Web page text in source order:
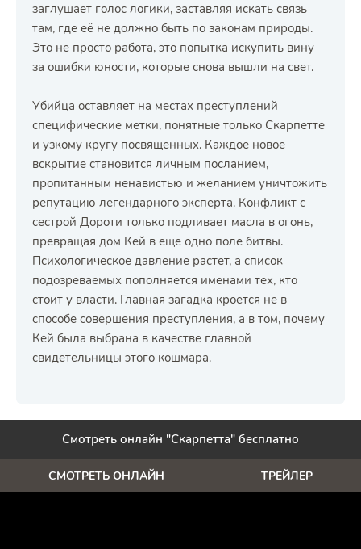
заглушает голос логики, заставляя искать связь
там, где её не должно быть по законам природы.
Это не просто работа, это попытка искупить вину
за ошибки юности, которые снова вышли на свет.
Убийца оставляет на местах преступлений
специфические метки, понятные только Скарпетте
и узкому кругу посвященных. Каждое новое
вскрытие становится личным посланием,
пропитанным ненавистью и желанием уничтожить
репутацию легендарного эксперта. Конфликт с
сестрой Дороти только подливает масла в огонь,
превращая дом Кей в еще одно поле битвы.
Психологическое давление растет, а список
подозреваемых пополняется именами тех, кто
стоит у власти. Главная загадка кроется не в
способе совершения преступления, а в том, почему
Кей была выбрана в качестве главной
свидетельницы этого кошмара.
Смотреть онлайн "Скарпетта" бесплатно
СМОТРЕТЬ ОНЛАЙН ТРЕЙЛЕР